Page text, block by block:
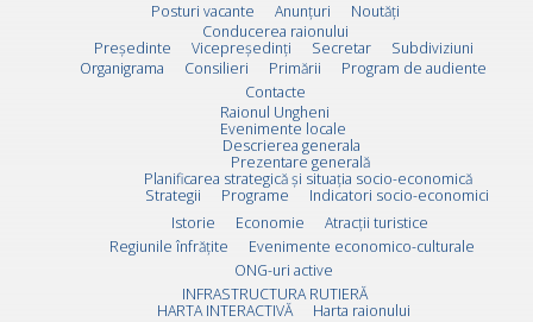
Posturi vacante Anunțuri
Noutăți
Conducerea raionului
Preşedinte
Vicepreşedinţi Secretar
Subdiviziuni
Organigrama
Consilieri Primării
Program de audiente
Contacte
Raionul Ungheni
Evenimente locale
Descrierea generala
Prezentare generală
Planificarea strategică și situația socio-economică
Strategii
Programe
Indicatori socio-economici
Istorie
Economie
Atracții turistice
Regiunile înfrățite
Evenimente economico-culturale
ONG-uri active
INFRASTRUCTURA RUTIERĂ
HARTA INTERACTIVĂ
Harta raionului